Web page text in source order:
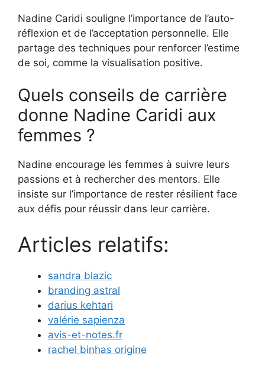
Nadine Caridi souligne l’importance de l’auto-
réflexion et de l’acceptation personnelle. Elle
partage des techniques pour renforcer l’estime
de soi, comme la visualisation positive.
Quels conseils de carrière
donne Nadine Caridi aux
femmes ?
Nadine encourage les femmes à suivre leurs
passions et à rechercher des mentors. Elle
insiste sur l’importance de rester résilient face
aux défis pour réussir dans leur carrière.
Articles relatifs:
sandra blazic
branding astral
darius kehtari
valérie sapienza
avis-et-notes.fr
rachel binhas origine